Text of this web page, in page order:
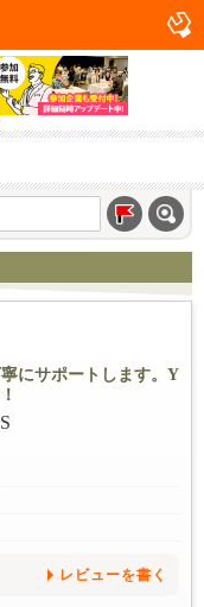
にサポートします。Y
レビューを書く